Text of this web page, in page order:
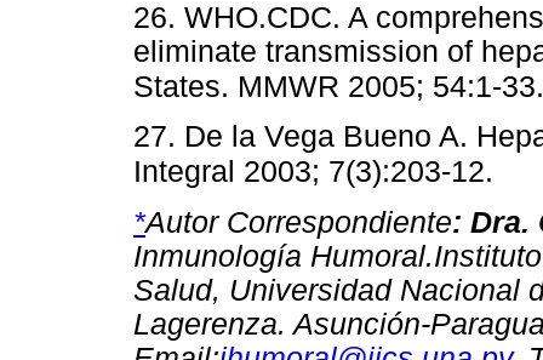
26. WHO.CDC. A
eliminate transmission of
States. MMWR 2005; 54:1-33.
27. De la Vega Bueno A.
Integral 2003; 7(3):203-12.
*Autor Correspondiente: Dra.
Inmunología
Salud, Universidad Nacional
Lagerenza. Asunción-